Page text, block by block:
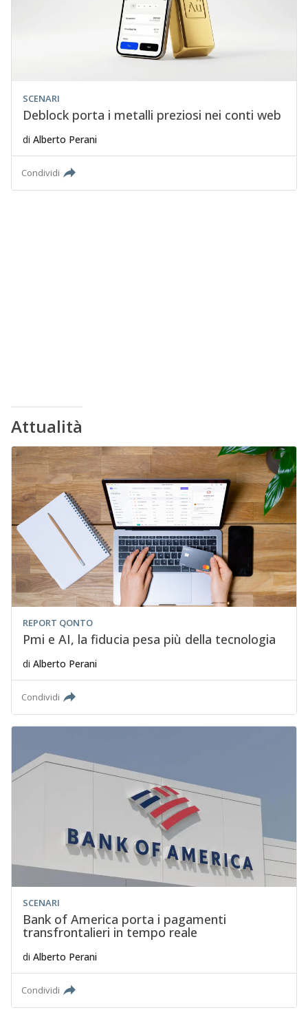
SCENARI
Deblock porta i metalli preziosi nei conti web
di Alberto Perani
Condividi
Attualità
REPORT QONTO
Pmi e AI, la fiducia pesa più della tecnologia
di Alberto Perani
Condividi
SCENARI
Bank of America porta i pagamenti
transfrontalieri in tempo reale
di Alberto Perani
Condividi